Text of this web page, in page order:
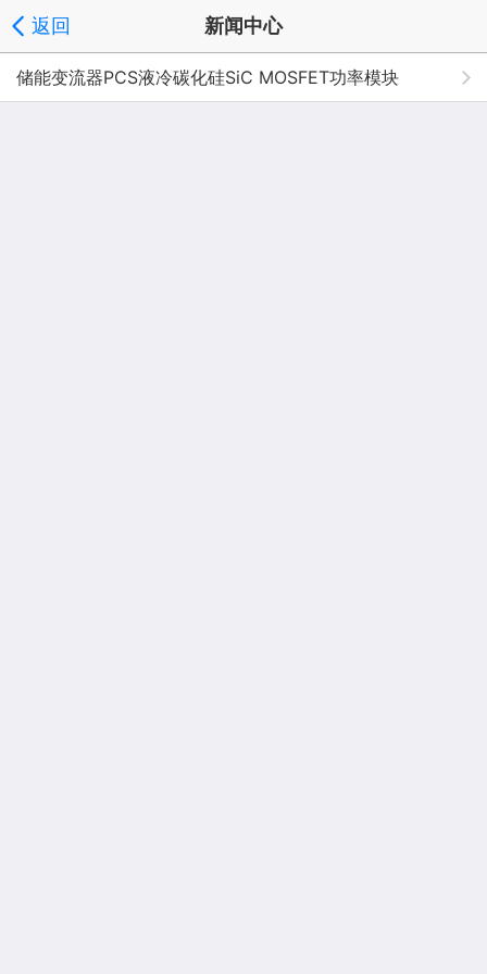
返回 新闻中心
储能变流器PCS液冷碳化硅SiC MOSFET功率模块